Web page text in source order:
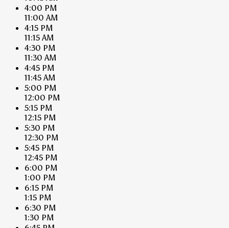
4:00 PM
11:00 AM
4:15 PM
11:15 AM
4:30 PM
11:30 AM
4:45 PM
11:45 AM
5:00 PM
12:00 PM
5:15 PM
12:15 PM
5:30 PM
12:30 PM
5:45 PM
12:45 PM
6:00 PM
1:00 PM
6:15 PM
1:15 PM
6:30 PM
1:30 PM